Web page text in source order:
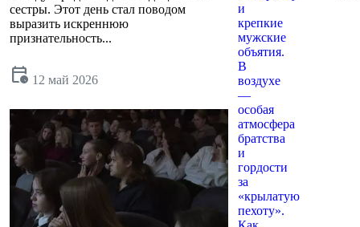
сестры. Этот день стал поводом
выразить искреннюю
признательность...
calendar_clock 12 май 2026
и
крепкие
мужские
объятия.
В
воздухе
—
особая
атмосфера
братства
и
гордости
за
«крылатую
пехоту».